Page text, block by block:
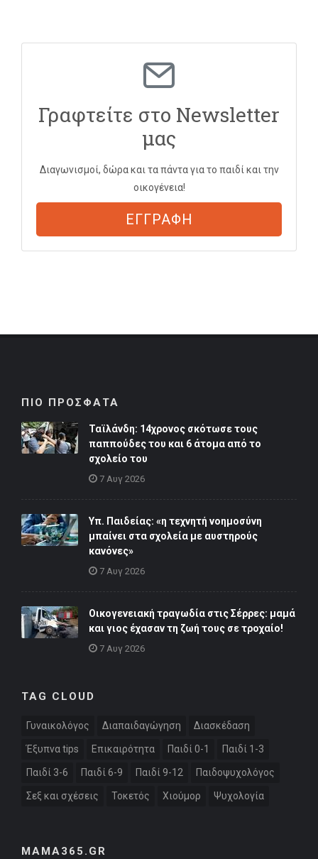
Γραφτείτε στο Newsletter
μας
Διαγωνισμοί, δώρα και τα πάντα για το παιδί και την
οικογένεια!
ΕΓΓΡΑΦΗ
ΠΙΟ ΠΡΟΣΦΑΤΑ
Ταϊλάνδη: 14χρονος σκότωσε τους
παππούδες του και 6 άτομα από το
σχολείο του
7 Αυγ 2026
Υπ. Παιδείας: «η τεχνητή νοημοσύνη
μπαίνει στα σχολεία με αυστηρούς
κανόνες»
7 Αυγ 2026
Οικογενειακή τραγωδία στις Σέρρες: μαμά
και γιος έχασαν τη ζωή τους σε τροχαίο!
7 Αυγ 2026
TAG CLOUD
Γυναικολόγος Διαπαιδαγώγηση Διασκέδαση
Έξυπνα tips Επικαιρότητα Παιδί 0-1 Παιδί 1-3
Παιδί 3-6 Παιδί 6-9 Παιδί 9-12 Παιδοψυχολόγος
Σεξ και σχέσεις Τοκετός Χιούμορ Ψυχολογία
MAMA365.GR